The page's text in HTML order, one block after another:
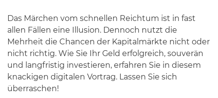
Das Märchen vom schnellen Reichtum ist in fast
allen Fällen eine Illusion. Dennoch nutzt die
Mehrheit die Chancen der Kapitalmärkte nicht oder
nicht richtig. Wie Sie Ihr Geld erfolgreich, souverän
und langfristig investieren, erfahren Sie in diesem
knackigen digitalen Vortrag. Lassen Sie sich
überraschen!